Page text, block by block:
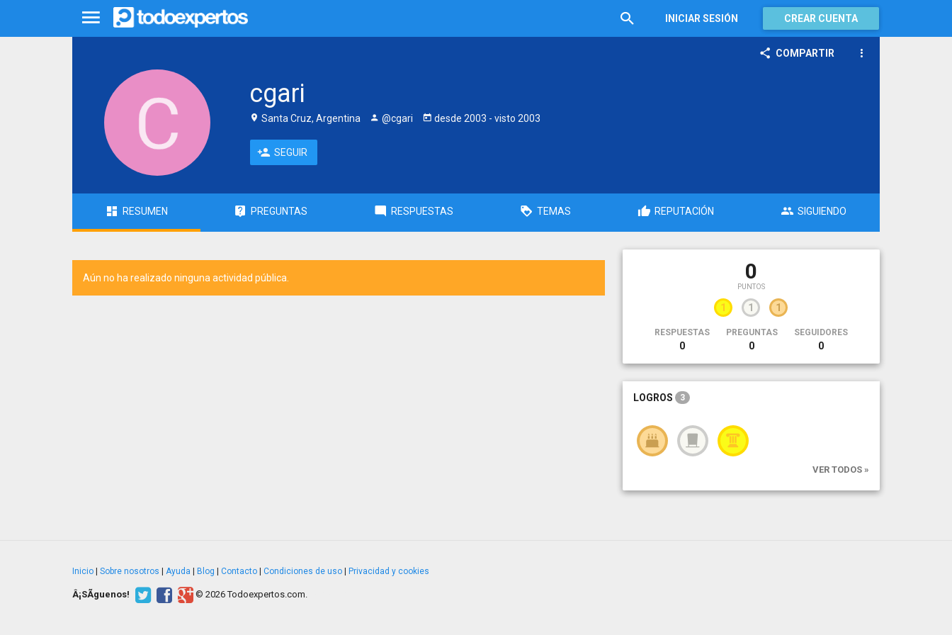
INICIAR SESIÓN CREAR CUENTA
COMPARTIR
cgari
Santa Cruz, Argentina @cgari desde 2003 - visto 2003
SEGUIR
RESUMEN PREGUNTAS RESPUESTAS TEMAS REPUTACIÓN SIGUIENDO
Aún no ha realizado ninguna actividad pública. 0
PUNTOS
1 1 1
RESPUESTAS
0
PREGUNTAS
0
SEGUIDORES
0
LOGROS 3
VER TODOS »
Inicio Sobre nosotros Ayuda Blog Contacto Condiciones de uso Privacidad y cookies
Â¡SÃ­guenos! © 2026 Todoexpertos.com.